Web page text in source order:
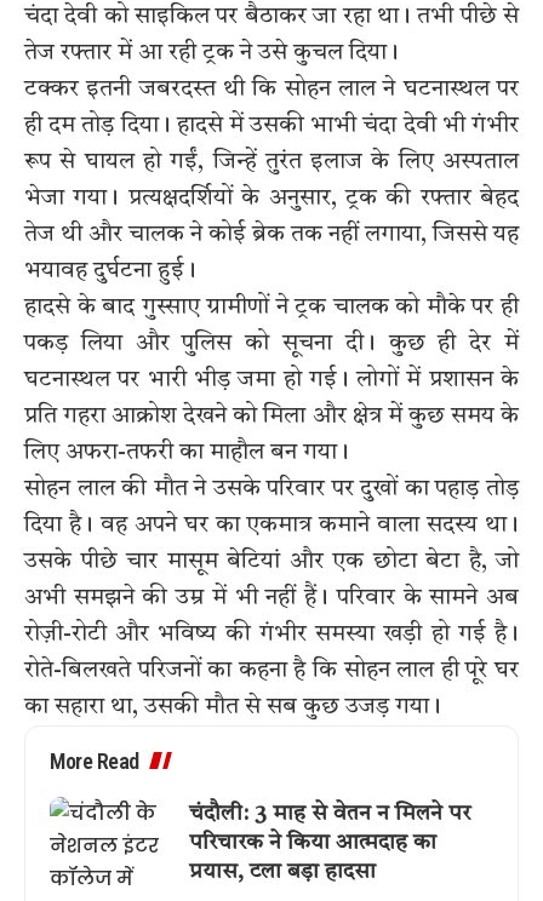
चंदा देवी को साइकिल पर बैठाकर जा रहा था। तभी पीछे से
तेज रफ्तार में आ रही ट्रक ने उसे कुचल दिया।
टक्कर इतनी जबरदस्त थी कि सोहन लाल ने घटनास्थल पर
ही दम तोड़ दिया। हादसे में उसकी भाभी चंदा देवी भी गंभीर
रूप से घायल हो गईं, जिन्हें तुरंत इलाज के लिए अस्पताल
भेजा गया। प्रत्यक्षदर्शियों के अनुसार, ट्रक की रफ्तार बेहद
तेज थी और चालक ने कोई ब्रेक तक नहीं लगाया, जिससे यह
भयावह दुर्घटना हुई।
हादसे के बाद गुस्साए ग्रामीणों ने ट्रक चालक को मौके पर ही
पकड़ लिया और पुलिस को सूचना दी। कुछ ही देर में
घटनास्थल पर भारी भीड़ जमा हो गई। लोगों में प्रशासन के
प्रति गहरा आक्रोश देखने को मिला और क्षेत्र में कुछ समय के
लिए अफरा-तफरी का माहौल बन गया।
सोहन लाल की मौत ने उसके परिवार पर दुखों का पहाड़ तोड़
दिया है। वह अपने घर का एकमात्र कमाने वाला सदस्य था।
उसके पीछे चार मासूम बेटियां और एक छोटा बेटा है, जो
अभी समझने की उम्र में भी नहीं हैं। परिवार के सामने अब
रोज़ी-रोटी और भविष्य की गंभीर समस्या खड़ी हो गई है।
रोते-बिलखते परिजनों का कहना है कि सोहन लाल ही पूरे घर
का सहारा था, उसकी मौत से सब कुछ उजड़ गया।
More Read
चंदौली: 3 माह से वेतन न मिलने पर
परिचारक ने किया आत्मदाह का
प्रयास, टला बड़ा हादसा